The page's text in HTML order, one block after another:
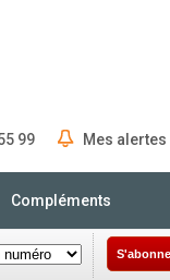
99 Mes alertes
Compléments